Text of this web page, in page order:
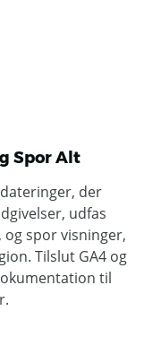
Spor Alt
der
udfas
spor visninger,
Tilslut GA4 og
til